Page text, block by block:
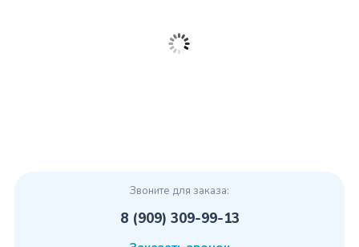
Звоните для заказа:
8 (909) 309-99-13